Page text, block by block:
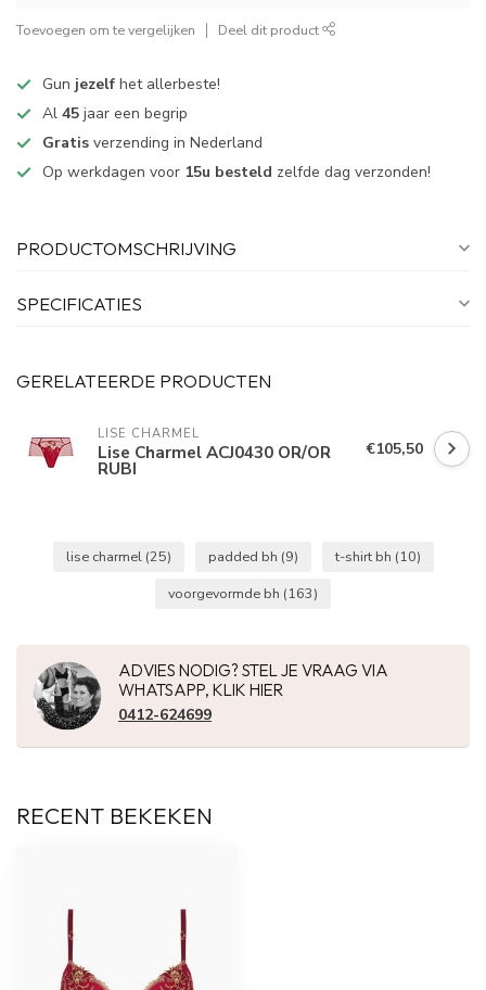
Toevoegen om te vergelijken Deel dit product
Gun jezelf het allerbeste!
Al 45 jaar een begrip
Gratis verzending in Nederland
Op werkdagen voor 15u besteld zelfde dag verzonden!
PRODUCTOMSCHRIJVING
SPECIFICATIES
GERELATEERDE PRODUCTEN
LISE CHARMEL
Lise Charmel ACJ0430 OR/OR
RUBI
€105,50
lise charmel (25) padded bh (9) t-shirt bh (10)
voorgevormde bh (163)
ADVIES NODIG? STEL JE VRAAG VIA
WHATSAPP, KLIK HIER
0412-624699
RECENT BEKEKEN